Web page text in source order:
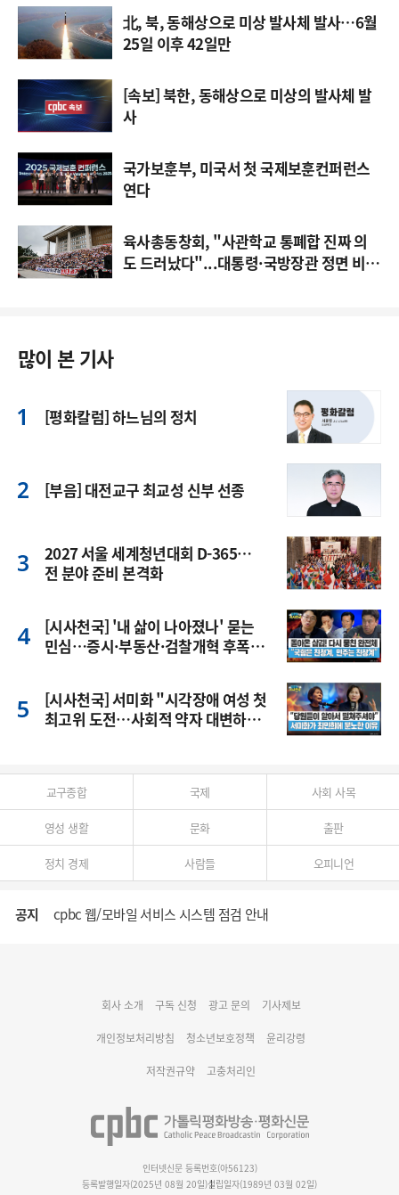
北, 북, 동해상으로 미상 발사체 발사…6월
25일 이후 42일만
[속보] 북한, 동해상으로 미상의 발사체 발
사
국가보훈부, 미국서 첫 국제보훈컨퍼런스
연다
육사총동창회, "사관학교 통폐합 진짜 의
도 드러났다"...대통령·국방장관 정면 비
많이 본 기사
[평화칼럼] 하느님의 정치
[부음] 대전교구 최교성 신부 선종
2027 서울 세계청년대회 D-365…
전 분야 준비 본격화
[시사천국] '내 삶이 나아졌나' 묻는
민심…증시·부동산·검찰개혁 후폭
[시사천국] 서미화 "시각장애 여성 첫
최고위 도전…사회적 약자 대변하겠
교구종합 국제 사회 사목
영성 생활 문화 출판
정치 경제 사람들 오피니언
공지 cpbc 웹/모바일 서비스 시스템 점검 안내
명동 미디어큐브 & 1898 미디어월 공모전 수상작 발표
회사 소개 구독 신청 광고 문의 기사제보
개인정보처리방침 청소년보호정책 윤리강령
저작권규약 고충처리인
인터넷신문 등록번호(아56123)
등록발행일자(2025년 08월 20일)설립일자(1989년 03월 02일)